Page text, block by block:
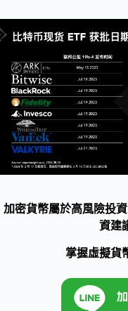
加密貨幣屬於高風險投
資建
掌握虛擬貨